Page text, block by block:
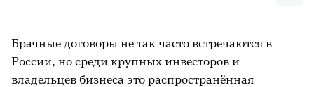
Брачные договоры не так часто встречаются в
России, но среди крупных инвесторов и
владельцев бизнеса это распространённая